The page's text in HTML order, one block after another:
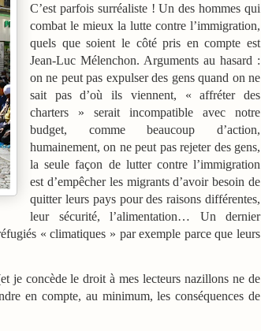
C’est parfois surréaliste ! Un des hommes qui
combat le mieux la lutte contre l’immigration,
quels que soient le côté pris en compte est
Jean-Luc Mélenchon. Arguments au hasard :
on ne peut pas expulser des gens quand on ne
sait pas d’où ils viennent, « affréter des
charters » serait incompatible avec notre
budget, comme beaucoup d’action,
humainement, on ne peut pas rejeter des gens,
la seule façon de lutter contre l’immigration
est d’empêcher les migrants d’avoir besoin de
quitter leurs pays pour des raisons différentes,
leur sécurité, l’alimentation… Un dernier
« climatiques » par exemple parce que leurs
je concède le droit à mes lecteurs nazillons ne de
en compte, au minimum, les conséquences de